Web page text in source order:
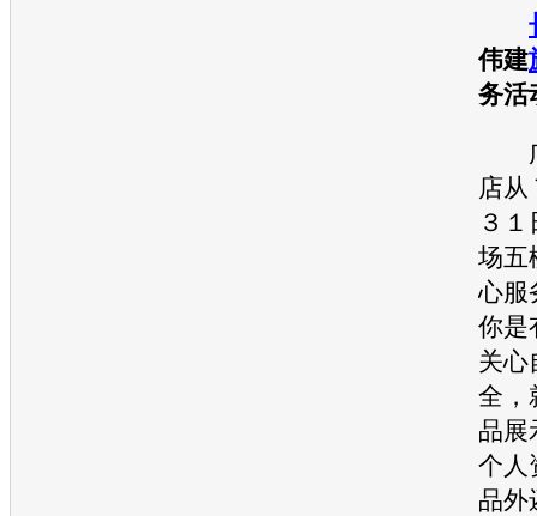
伟建
务活
广
店从
３
场五
心服
你是
关心
全，
品展
个人
品外